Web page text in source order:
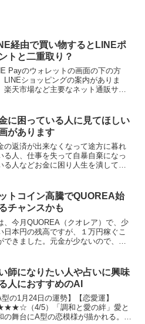
経由で買い物するとLINEポ
トと二重取り？
Payのウォレットの画面の下の方
LINEショッピングの案内がありま
楽天市場など主要なネット通販サイ
、下記のサイトです。楽天市場
に困っている人に見てほしい
があります
の返済が出来なくなって途方に暮れ
る人、仕事を失って自暴自棄になっ
る人などお金に困り人生を潰してし
てほしいです。お金に好かれるとい
とは、人に好かれると...
トコイン高騰でQUOREA始
チャンスかも
、今月QUOREA（クオレア）で、少
日本円の残高ですが、１万円稼ぐこ
できました。元金が少ないので、こ
、こうした状況の中、利益が出るロ
トと出会うことが...
師になりたい人や占いに興味
人におすすめのAI
型の1月24日の運勢】【恋愛運】
（4/5）「調和と愛の絆」愛と
の舞台にA型の恋模様が描かれる。心